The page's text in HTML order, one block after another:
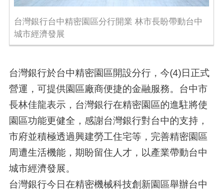
台灣銀行台中精密園區分行開業 林市長盼帶動台中
城市經濟發展
台灣銀行於台中精密園區開設分行，今(4)日正式
營運，可提供園區廠商便捷的金融服務。台中市
長林佳龍表示，台灣銀行在精密園區的進駐將使
園區功能更健全，感謝台灣銀行對台中的支持，
市府並積極透過興建勞工住宅等，完善精密園區
周遭生活機能，期盼留住人才，以產業帶動台中
城市經濟發展。
台灣銀行今日在精密機械科技創新園區舉辦台中